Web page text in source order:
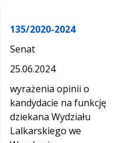
135/2020-2024
Senat
25.06.2024
wyrażenia opinii o
kandydacie na funkcję
dziekana Wydziału
Lalkarskiego we